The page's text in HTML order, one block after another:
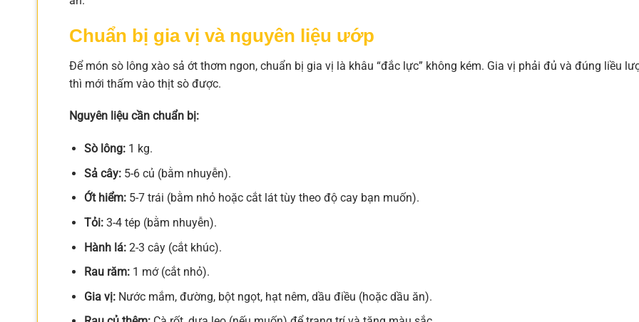
Chuẩn bị gia vị và nguyên liệu ướp
Để món sò lông xào sả ớt thơm ngon, chuẩn bị gia vị là khâu “đắc lực” không kém. Gia vị phải đủ và đúng liều
thì mới thấm vào thịt sò được.
Nguyên liệu cần chuẩn bị:
Sò lông:1 kg.
Sả cây:5-6 củ (bằm nhuyễn).
Ớt hiểm:5-7 trái (bằm nhỏ hoặc cắt lát tùy theo độ cay bạn muốn).
Tỏi:3-4 tép (bằm nhuyễn).
Hành lá:2-3 cây (cắt khúc).
Rau răm:1 mớ (cắt nhỏ).
Gia vị:Nước mắm, đường, bột ngọt, hạt nêm, dầu điều (hoặc dầu ăn).